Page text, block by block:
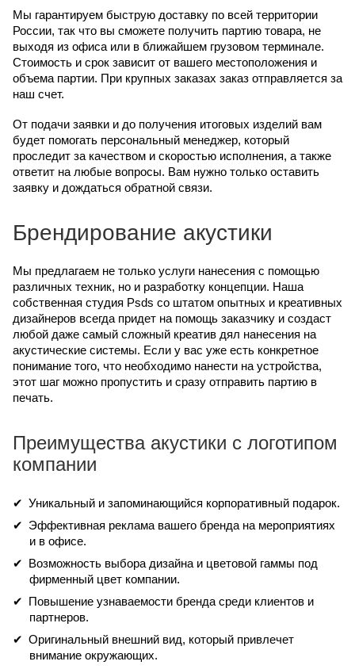
Мы гарантируем быструю доставку по всей территории
России, так что вы сможете получить партию товара, не
выходя из офиса или в ближайшем грузовом терминале.
Стоимость и срок зависит от вашего местоположения и
объема партии. При крупных заказах заказ отправляется за
наш счет.
От подачи заявки и до получения итоговых изделий вам
будет помогать персональный менеджер, который
проследит за качеством и скоростью исполнения, а также
ответит на любые вопросы. Вам нужно только оставить
заявку и дождаться обратной связи.
Брендирование акустики
Мы предлагаем не только услуги нанесения с помощью
различных техник, но и разработку концепции. Наша
собственная студия Psds со штатом опытных и креативных
дизайнеров всегда придет на помощь заказчику и создаст
любой даже самый сложный креатив дял нанесения на
акустические системы. Если у вас уже есть конкретное
понимание того, что необходимо нанести на устройства,
этот шаг можно пропустить и сразу отправить партию в
печать.
Преимущества акустики с логотипом
компании
Уникальный и запоминающийся корпоративный подарок.
Эффективная реклама вашего бренда на мероприятиях
и в офисе.
Возможность выбора дизайна и цветовой гаммы под
фирменный цвет компании.
Повышение узнаваемости бренда среди клиентов и
партнеров.
Оригинальный внешний вид, который привлечет
внимание окружающих.